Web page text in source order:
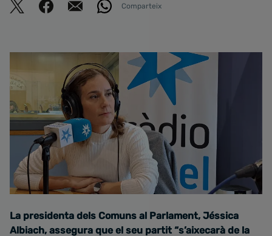
Comparteix
La presidenta dels Comuns al Parlament, Jéssica
Albiach, assegura que el seu partit “s’aixecarà de la